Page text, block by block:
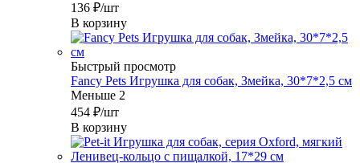
136 ₽/шт
В корзину
Быстрый просмотр
Fancy Pets Игрушка для собак, Змейка, 30*7*2,5 см
Меньше 2
454 ₽/шт
В корзину